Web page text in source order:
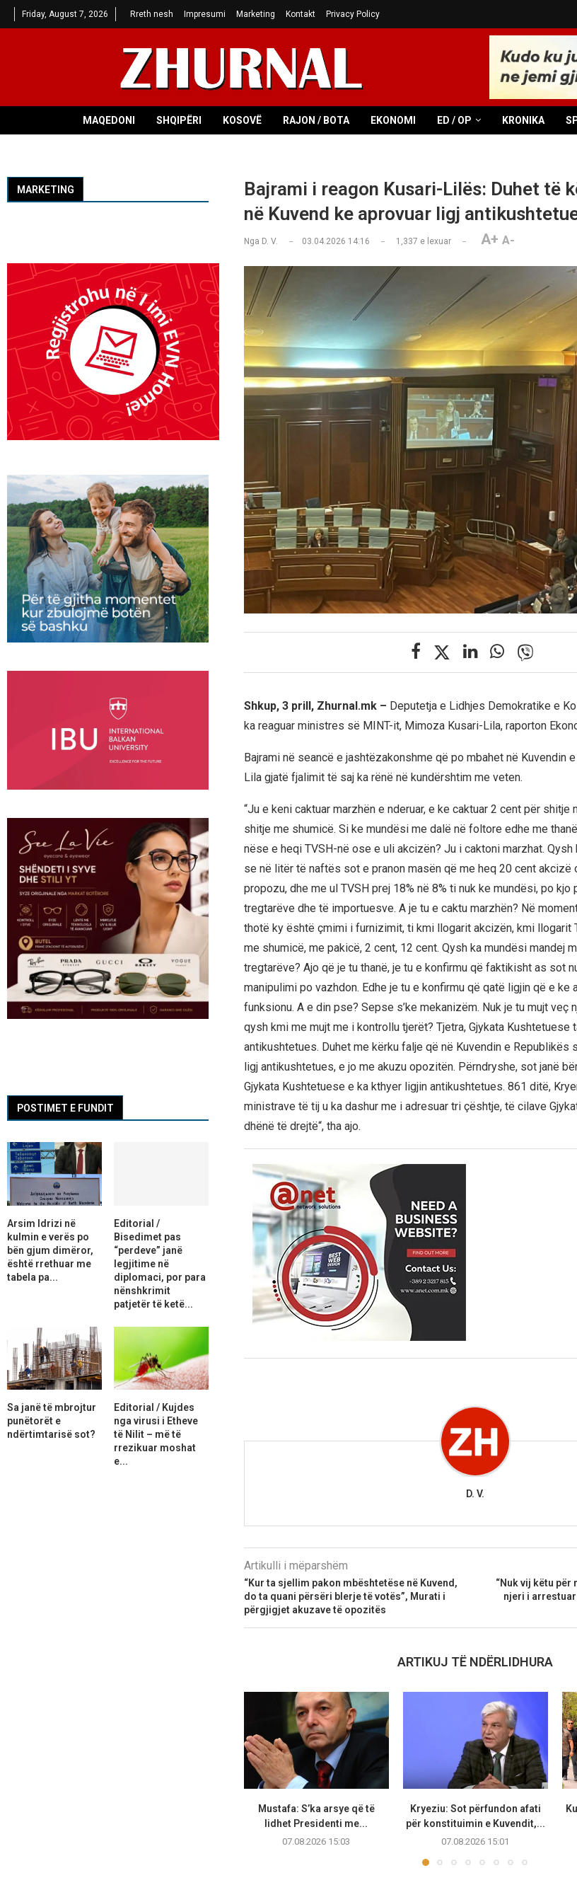
Friday, August 7, 2026 Rreth nesh Impresumi Marketing Kontakt Privacy Policy
MAQEDONI SHQIPËRI KOSOVË RAJON / BOTA EKONOMI ED / OP KRONIKA
Bajrami i reagon Kusari-Lilës: Duhet të
në Kuvend ke aprovuar ligj
Nga D. V. 03.04.2026 14:16 1,337 e lexuar A+ A-
Shkup, 3 prill, Zhurnal.mk – Deputetja e Lidhjes Demokratike e
ka reaguar ministres së MINT-it, Mimoza Kusari-Lila, raporton
Bajrami në seancë e jashtëzakonshme që po mbahet në Kuvendin
Lila gjatë fjalimit të saj ka rënë në kundërshtim me veten.
“Ju e keni caktuar marzhën e nderuar, e ke caktuar 2 cent për
shitje me shumicë. Si ke mundësi me dalë në foltore edhe me
nëse e heqi TVSH-në ose e uli akcizën? Ju i caktoni marzhat.
se në litër të naftës sot e pranon masën që me heq 20 cent akcizë
propozu, dhe me ul TVSH prej 18% në 8% ti nuk ke mundësi, po
tregtarëve dhe të importuesve. A je tu e caktu marzhën? Në
thotë ky është çmimi i furnizimit, ti kmi llogarit akcizën, kmi llogarit
me shumicë, me pakicë, 2 cent, 12 cent. Qysh ka mundësi mandej
tregtarëve? Ajo që je tu thanë, je tu e konfirmu që faktikisht as sot
manipulimi po vazhdon. Edhe je tu e konfirmu që qatë ligjin që e ke
funksionu. A e din pse? Sepse s’ke mekanizëm. Nuk je tu mujt veç
qysh kmi me mujt me i kontrollu tjerët? Tjetra, Gjykata Kushtetuese
antikushtetues. Duhet me kërku falje që në Kuvendin e Republikës
ligj antikushtetues, e jo me akuzu opozitën. Përndryshe, sot janë
Gjykata Kushtetuese e ka kthyer ligjin antikushtetues. 861 ditë,
ministrave të tij u ka dashur me i adresuar tri çështje, të cilave
dhënë të drejtë“, tha ajo.
D. V.
Artikulli i mëparshëm
“Kur ta sjellim pakon mbështetëse në Kuvend,
do ta quani përsëri blerje të votës”, Murati i
përgjigjet akuzave të opozitës
“Nuk vij këtu për
njeri i
ARTIKUJ TË NDËRLIDHURA
Mustafa: S’ka arsye që të
lidhet Presidenti me...
07.08.2026 15:03
Kryeziu: Sot përfundon afati
për konstituimin e Kuvendit,...
07.08.2026 15:01
MARKETING
POSTIMET E FUNDIT
Arsim Idrizi në
kulmin e verës po
bën gjum dimëror,
është rrethuar me
tabela pa...
Editorial /
Bisedimet pas
“perdeve” janë
legjitime në
diplomaci, por para
nënshkrimit
patjetër të ketë...
Sa janë të mbrojtur
punëtorët e
ndërtimtarisë sot?
Editorial / Kujdes
nga virusi i Etheve
të Nilit – më të
rrezikuar moshat
e...